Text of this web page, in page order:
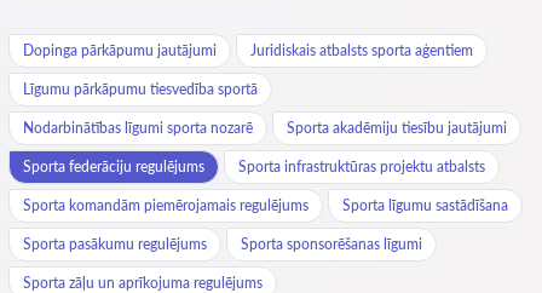
Dopinga pārkāpumu jautājumi Juridiskais atbalsts sporta aģentiem
Līgumu pārkāpumu tiesvedība sportā
Nodarbinātības līgumi sporta nozarē Sporta akadēmiju tiesību jautājumi
Sporta federāciju regulējums Sporta infrastruktūras projektu atbalsts
Sporta komandām piemērojamais regulējums Sporta līgumu sastādīšana
Sporta pasākumu regulējums Sporta sponsorēšanas līgumi
Sporta zāļu un aprīkojuma regulējums